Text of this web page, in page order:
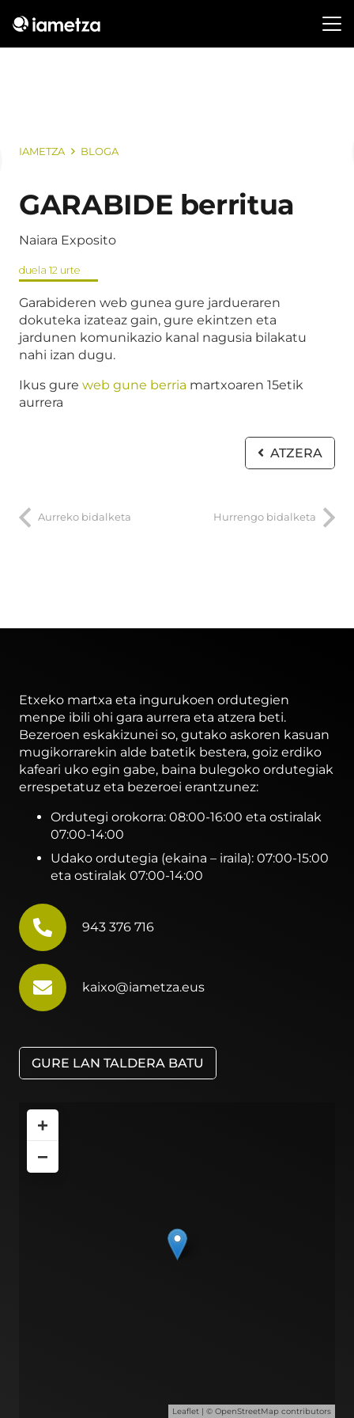
IAMETZA BLOGA
GARABIDE berritua
Naiara Exposito
duela 12 urte
Garabideren web gunea gure jardueraren
dokuteka izateaz gain, gure ekintzen eta
jardunen komunikazio kanal nagusia bilakatu
nahi izan dugu.
Ikus gure web gune berria martxoaren 15etik
aurrera
ATZERA
Aurreko bidalketa Hurrengo bidalketa
Etxeko martxa eta ingurukoen ordutegien
menpe ibili ohi gara aurrera eta atzera beti.
Bezeroen eskakizunei so, gutako askoren kasuan
mugikorrarekin alde batetik bestera, goiz erdiko
kafeari uko egin gabe, baina bulegoko ordutegiak
errespetatuz eta bezeroei erantzunez:
Ordutegi orokorra: 08:00-16:00 eta ostiralak
07:00-14:00
Udako ordutegia (ekaina – iraila): 07:00-15:00
eta ostiralak 07:00-14:00
943 376 716
kaixo@iametza.eus
GURE LAN TALDERA BATU
+
−
Leaflet | © OpenStreetMap contributors